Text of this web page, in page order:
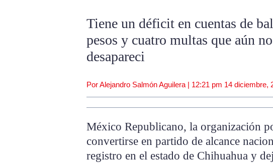
Tiene un déficit en cuentas de
pesos y cuatro multas que aún
desapareci
Por Alejandro Salmón Aguilera | 12:21 pm 14 diciembre,
México Republicano, la organización
convertirse en partido de alcance
registro en el estado de Chihuahua y